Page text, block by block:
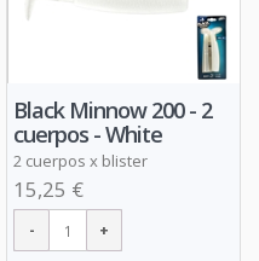
Black Minnow 200 - 2
cuerpos - White
2 cuerpos x blister
15,25 €